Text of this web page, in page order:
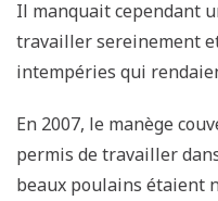
Il manquait cependant
travailler sereinement
intempéries qui
En 2007, le manège
permis de travailler
beaux poulains étaient